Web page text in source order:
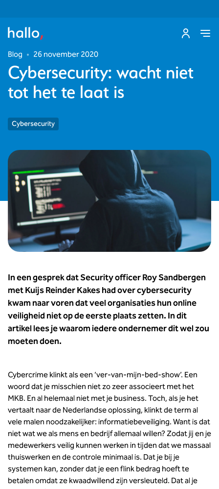
Blog • 26 november 2020
Cybersecurity: wacht niet
tot het te laat is
Cybersecurity
In een gesprek dat Security officer Roy Sandbergen
met Kuijs Reinder Kakes had over cybersecurity
kwam naar voren dat veel organisaties hun online
veiligheid niet op de eerste plaats zetten. In dit
artikel lees je waarom iedere ondernemer dit wel zou
moeten doen.
Cybercrime klinkt als een ‘ver-van-mijn-bed-show’. Een
woord dat je misschien niet zo zeer associeert met het
MKB. En al helemaal niet met je business. Toch, als je het
vertaalt naar de Nederlandse oplossing, klinkt de term al
vele malen noodzakelijker: informatiebeveiliging. Want is dat
niet wat we als mens en bedrijf allemaal willen? Zodat jij en je
medewerkers veilig kunnen werken in tijden dat we massaal
thuiswerken en de controle minimaal is. Dat je bij je
systemen kan, zonder dat je een flink bedrag hoeft te
betalen omdat ze kwaadwillend zijn versleuteld. Dat al je